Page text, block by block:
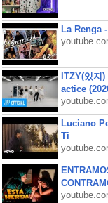
La Renga
ITZY(있지
actice
Luciano
Ti